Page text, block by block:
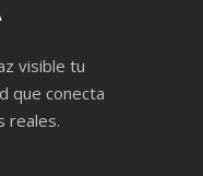
visible tu
que conecta
reales.